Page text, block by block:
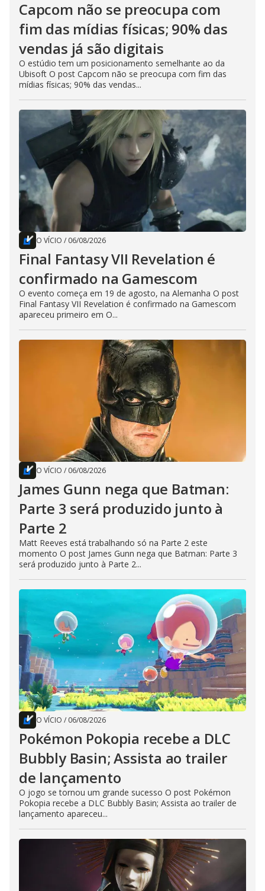
Capcom não se preocupa com
fim das mídias físicas; 90% das
vendas já são digitais
O estúdio tem um posicionamento semelhante ao da
Ubisoft O post Capcom não se preocupa com fim das
mídias físicas; 90% das vendas...
O VÍCIO / 06/08/2026
Final Fantasy VII Revelation é
confirmado na Gamescom
O evento começa em 19 de agosto, na Alemanha O post
Final Fantasy VII Revelation é confirmado na Gamescom
apareceu primeiro em O...
O VÍCIO / 06/08/2026
James Gunn nega que Batman:
Parte 3 será produzido junto à
Parte 2
Matt Reeves está trabalhando só na Parte 2 este
momento O post James Gunn nega que Batman: Parte 3
será produzido junto à Parte 2...
O VÍCIO / 06/08/2026
Pokémon Pokopia recebe a DLC
Bubbly Basin; Assista ao trailer
de lançamento
O jogo se tornou um grande sucesso O post Pokémon
Pokopia recebe a DLC Bubbly Basin; Assista ao trailer de
lançamento apareceu...